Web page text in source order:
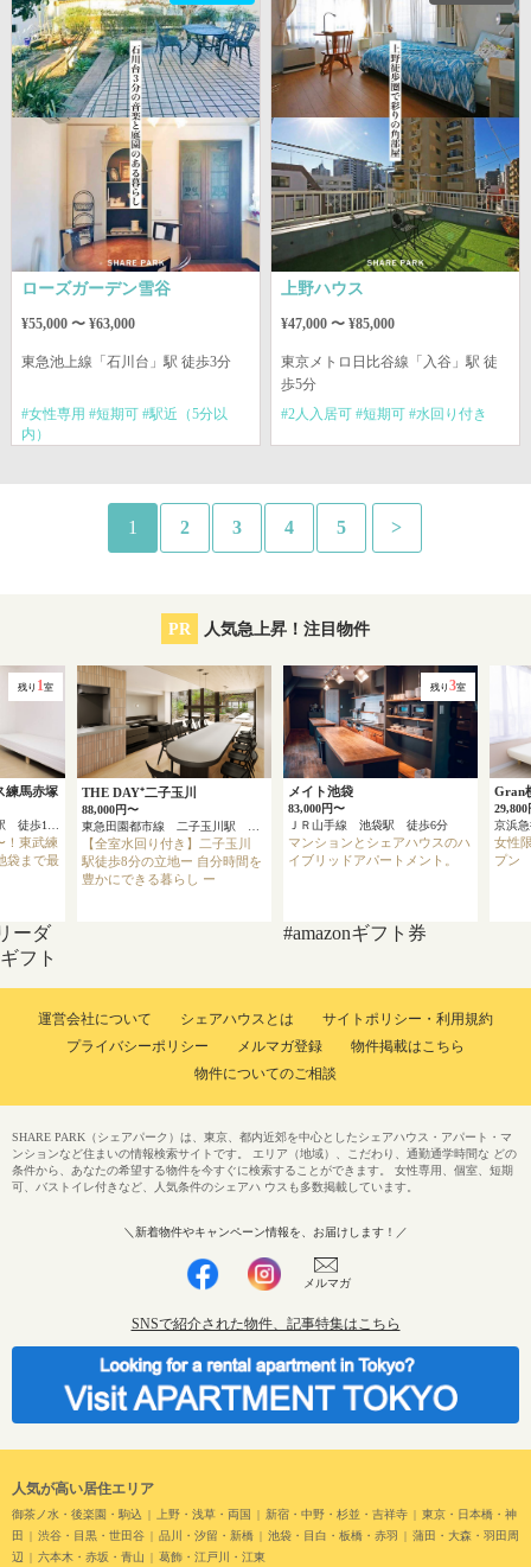
ローズガーデン雪谷
¥55,000 〜 ¥63,000
東急池上線 「石川台」駅 徒歩3分
#女性専用 #短期可 #駅近（5分以
内）
上野ハウス
¥47,000 〜 ¥85,000
東京メトロ日比谷線 「入谷」駅 徒
歩5分
#2人入居可 #短期可 #水回り付き
1 2 3 4 5 >
PR 人気急上昇！注目物件
残り 1室
練馬赤塚
！東武練
袋まで最
ーダ
フト
THE DAY⁺二子玉川
88,000円〜
【全室水回り付き】二子玉川
駅徒歩8分の立地ー 自分時間を
豊かにできる暮らし ー
残り 3室
メイト池袋
83,000円〜
ＪＲ山手線 池袋駅 徒歩6分
マンションとシェアハウスのハ
イブリッドアパートメント。
#amazonギフト券
Gran
29,800
女性
プン
運営会社について シェアハウスとは
サイトポリシー・利用規約
プライバシーポリシー
メルマガ登録
物件掲載はこちら
物件についてのご相談
人気が高い居住エリア
御茶ノ水・後楽園・駒込 上野・浅草・両国 新宿・中野・杉並・吉祥寺
東京・日本橋・神
田
渋谷・目黒・世田谷 品川・汐留・新橋 池袋・目白・板橋・赤羽
蒲田・大森・羽田周
辺
六本木・赤坂・青山 葛飾・江戸川・江東
SHARE PARK（シェアパーク）は、東京、都内近郊を中心としたシェアハウス・アパート・マ
ンションなど住まいの情報検索サイトです。 エリア（地域）、こだわり、通勤通学時間な どの
条件から、あなたの希望する物件を今すぐに検索することができます。 女性専用、個室、短期
可、バストイレ付きなど、人気条件のシェアハ ウスも多数掲載しています。
＼新着物件やキャンペーン情報を、お届けします！／
メルマガ
SNSで紹介された物件、記事特集はこちら